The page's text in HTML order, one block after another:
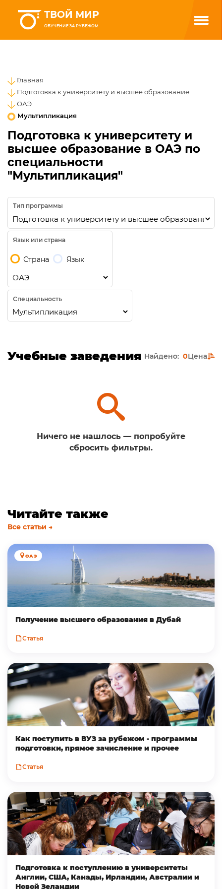
ТВОЙ МИР
ОБУЧЕНИЕ ЗА РУБЕЖОМ
Главная
Подготовка к университету и высшее образование
ОАЭ
Мультипликация
Подготовка к университету и
высшее образование в ОАЭ по
специальности
"Мультипликация"
Тип программы
Язык или страна
Страна Язык
Специальность
Учебные заведения Найдено: 0Цена
Ничего не нашлось — попробуйте
сбросить фильтры.
Читайте также
Все статьи →
ОАЭ
Получение высшего образования в Дубай
Статья
Как поступить в ВУЗ за рубежом - программы
подготовки, прямое зачисление и прочее
Статья
Подготовка к поступлению в университеты
Англии, США, Канады, Ирландии, Австралии и
Новой Зеландии